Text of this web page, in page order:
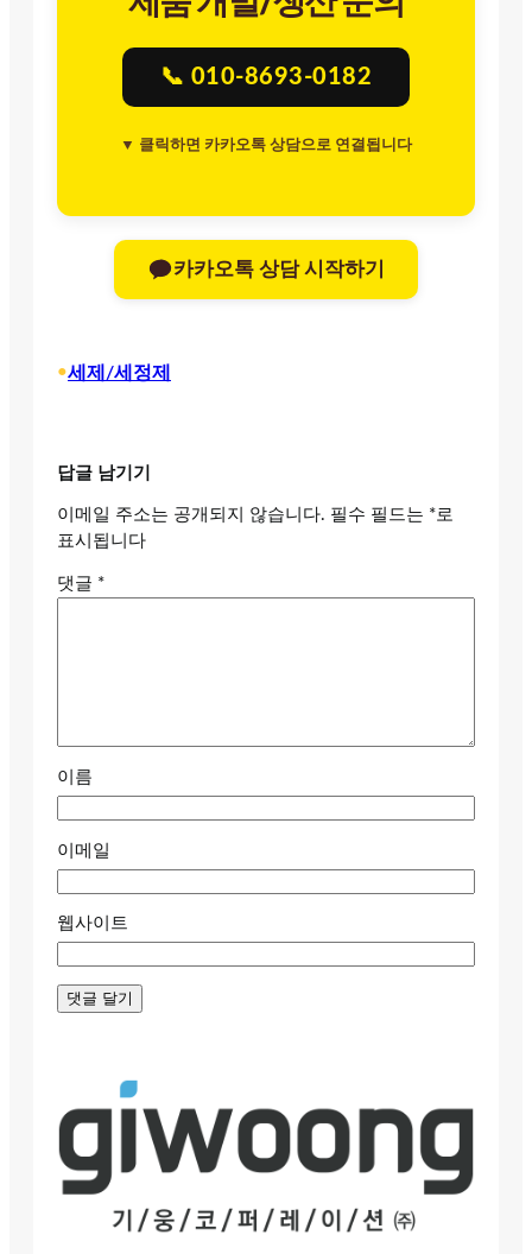
📞 010-8693-0182
▼ 클릭하면 카카오톡 상담으로 연결됩니다
카카오톡 상담 시작하기
•세제/세정제
답글 남기기
이메일 주소는 공개되지 않습니다. 필수 필드는 *로
표시됩니다
댓글 *
이름
이메일
웹사이트